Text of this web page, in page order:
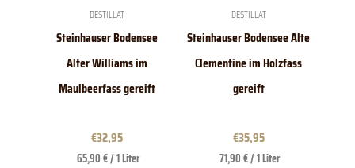
DESTILLAT
Steinhauser Bodensee
Alter Williams im
Maulbeerfass gereift
€32,95
65,90 € / 1 Liter
DESTILLAT
Steinhauser Bodensee Alte
Clementine im Holzfass
gereift
€35,95
71,90 € / 1 Liter